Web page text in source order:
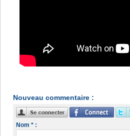
Nouveau commentaire :
Nom * :